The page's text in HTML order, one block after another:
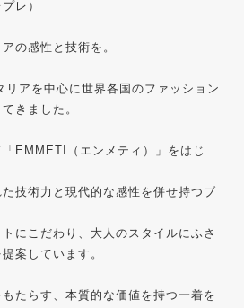
レ）
の感性と技術を。
リアを中心に世界各国のファッション
きました。
EMMETI（エンメティ）」をはじ
技術力と現代的な感性を併せ持つブ
にこだわり、大人のスタイルにふさ
案しています。
たらす、本質的な価値を持つ一着を